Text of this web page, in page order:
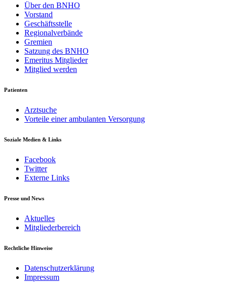
Über den BNHO
Vorstand
Geschäftsstelle
Regionalverbände
Gremien
Satzung des BNHO
Emeritus Mitglieder
Mitglied werden
Patienten
Arztsuche
Vorteile einer ambulanten Versorgung
Soziale Medien & Links
Facebook
Twitter
Externe Links
Presse und News
Aktuelles
Mitgliederbereich
Rechtliche Hinweise
Datenschutzerklärung
Impressum